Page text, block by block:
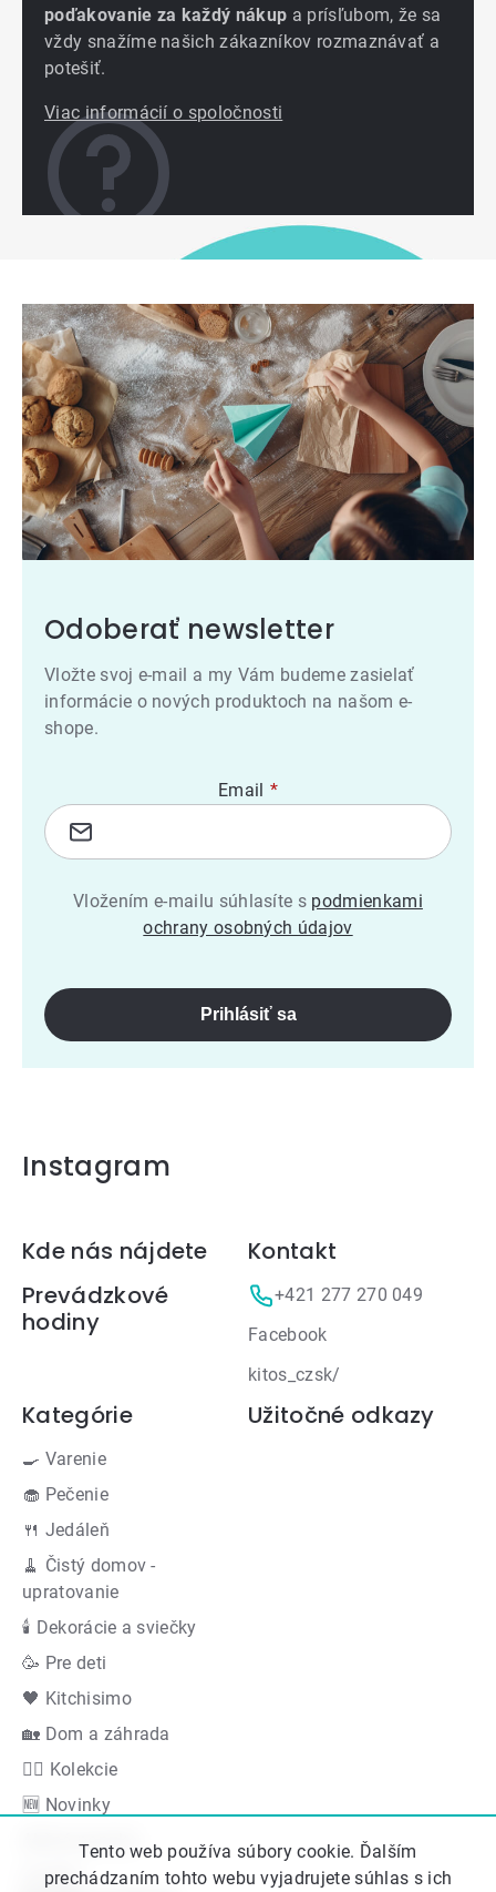
Tento web používa súbory cookie. Ďalším
prechádzaním tohto webu vyjadrujete súhlas s ich
poďakovanie za každý nákup a prísľubom, že sa
vždy snažíme našich zákazníkov rozmaznávať a
potešiť.
Viac informácií o spoločnosti
Odoberať newsletter
Vložte svoj e-mail a my Vám budeme zasielať
informácie o nových produktoch na našom e-
shope.
Email
Vložením e-mailu súhlasíte s podmienkami
ochrany osobných údajov
Prihlásiť sa
Instagram
Zápätie
Kde nás nájdete
Prevádzkové
hodiny
Kontakt
+421 277 270 049
Facebook
kitos_czsk/
Kategórie
🍳 Varenie
🧁 Pečenie
🍴 Jedáleň
🧹 Čistý domov -
upratovanie
🕯 Dekorácie a sviečky
🥳 Pre deti
🖤 Kitchisimo
🏡 Dom a záhrada
👍🏻 Kolekcie
🆕 Novinky
Akčná ponuka
Značky
Užitočné odkazy